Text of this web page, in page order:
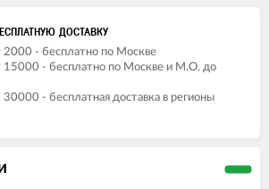
ДОСТАВКУ
2000 - бесплатно по Москве
15000 - бесплатно по Москве и М.О. до
30000 - бесплатная доставка в регионы